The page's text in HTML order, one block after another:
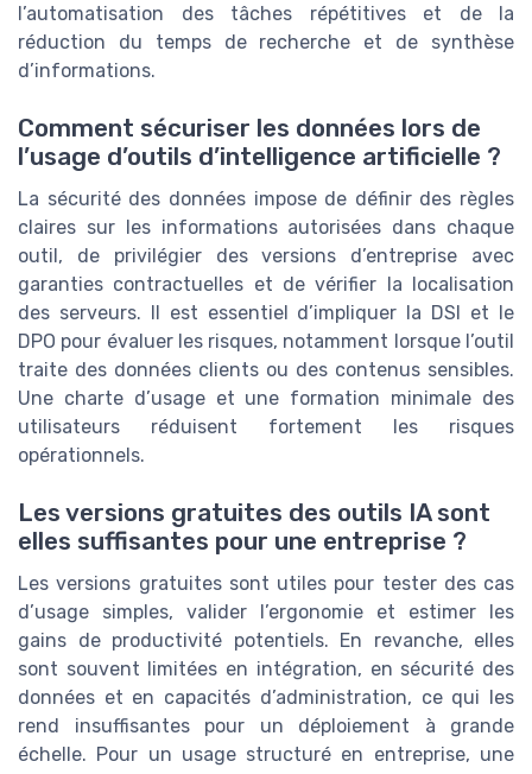
l’automatisation des tâches répétitives et de la
réduction du temps de recherche et de synthèse
d’informations.
Comment sécuriser les données lors de
l’usage d’outils d’intelligence artificielle ?
La sécurité des données impose de définir des règles
claires sur les informations autorisées dans chaque
outil, de privilégier des versions d’entreprise avec
garanties contractuelles et de vérifier la localisation
des serveurs. Il est essentiel d’impliquer la DSI et le
DPO pour évaluer les risques, notamment lorsque l’outil
traite des données clients ou des contenus sensibles.
Une charte d’usage et une formation minimale des
utilisateurs réduisent fortement les risques
opérationnels.
Les versions gratuites des outils IA sont
elles suffisantes pour une entreprise ?
Les versions gratuites sont utiles pour tester des cas
d’usage simples, valider l’ergonomie et estimer les
gains de productivité potentiels. En revanche, elles
sont souvent limitées en intégration, en sécurité des
données et en capacités d’administration, ce qui les
rend insuffisantes pour un déploiement à grande
échelle. Pour un usage structuré en entreprise, une